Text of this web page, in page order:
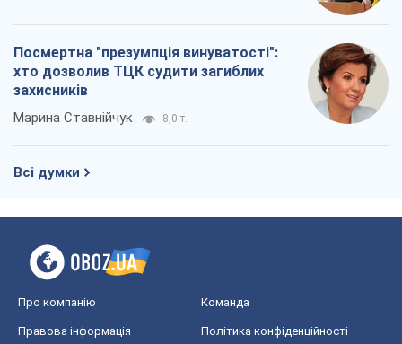
Посмертна "презумпція винуватості":
хто дозволив ТЦК судити загиблих
захисників
Марина Ставнійчук 8,0 т.
Всі думки
Про компанію Команда
Правова інформація Політика конфіденційності